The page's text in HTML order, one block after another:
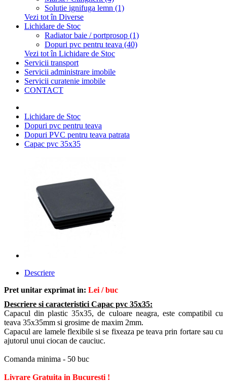
Solutie ignifuga lemn (1)
Vezi tot în Diverse
Lichidare de Stoc
Radiator baie / portprosop (1)
Dopuri pvc pentru teava (40)
Vezi tot în Lichidare de Stoc
Servicii transport
Servicii administrare imobile
Servicii curatenie imobile
CONTACT
Lichidare de Stoc
Dopuri pvc pentru teava
Dopuri PVC pentru teava patrata
Capac pvc 35x35
Descriere
Pret unitar exprimat in: Lei / buc
Descriere si caracteristici Capac pvc 35x35:
Capacul din plastic 35x35, de culoare neagra, este compatibil cu
teava 35x35mm si grosime de maxim 2mm.
Capacul are lamele flexibile si se fixeaza pe teava prin fortare sau cu
ajutorul unui ciocan de cauciuc.
Comanda minima - 50 buc
Livrare Gratuita in Bucuresti !